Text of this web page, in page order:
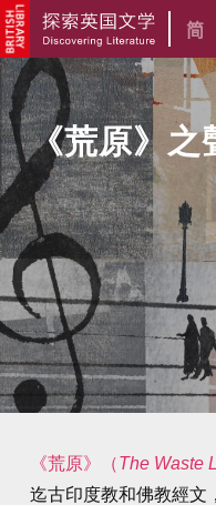
简
《荒原》之
《荒原》（The Waste
迄古印度教和佛教經文